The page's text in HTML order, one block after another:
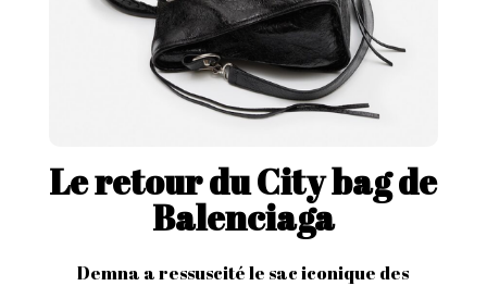
Le retour du City bag de
Balenciaga
Demna a ressuscité le sac iconique des